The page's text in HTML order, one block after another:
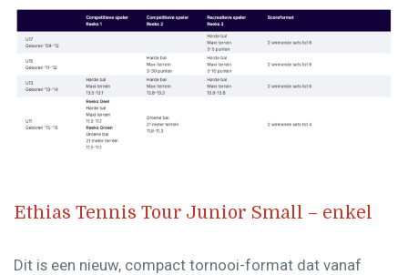
Ethias Tennis Tour Junior Small – enkel
Dit is een nieuw, compact tornooi-format dat vanaf